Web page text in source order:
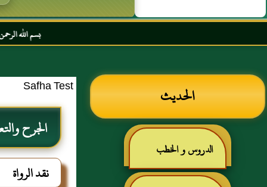
بسم الله الرحمن الرحيم
الحديث
الدروس و الخطب
Safha Test
الجرح
نقد الرواة